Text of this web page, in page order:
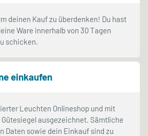
deinen Kauf zu überdenken! Du hast
Ware innerhalb von 30 Tagen
schicken.
einkaufen
Leuchten Onlineshop und mit
Gütesiegel ausgezeichnet. Sämtliche
Daten sowie dein Einkauf sind zu